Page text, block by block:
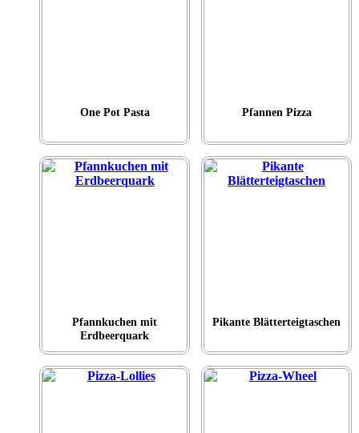
One Pot Pasta Pfannen Pizza
Pfannkuchen mit
Erdbeerquark
Pikante Blätterteigtaschen